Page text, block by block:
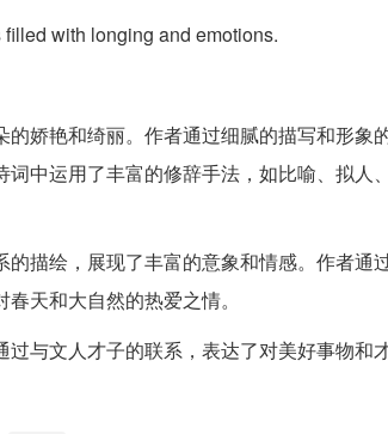
filled with longing and emotions.
娇艳和绮丽。作者通过细腻的描写和形象
中运用了丰富的修辞手法，如比喻、拟人
描绘，展现了丰富的意象和情感。作者通
天和大自然的热爱之情。
与文人才子的联系，表达了对美好事物和